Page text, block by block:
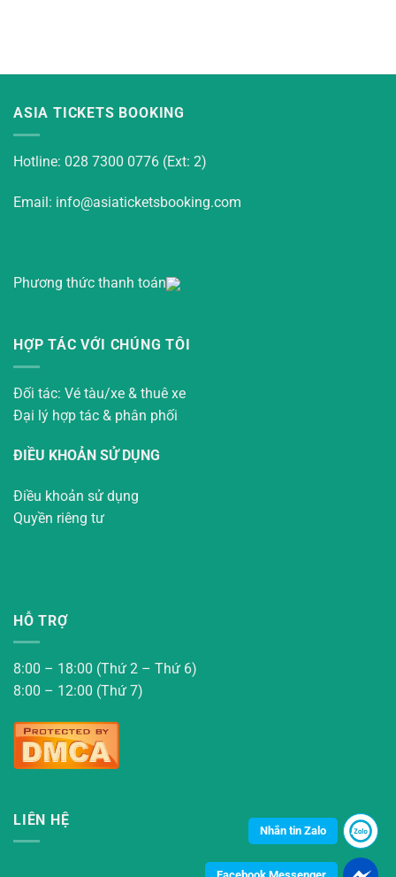
ASIA TICKETS BOOKING
Hotline: 028 7300 0776 (Ext: 2)
Email: info@asiaticketsbooking.com
Phương thức thanh toán
HỢP TÁC VỚI CHÚNG TÔI
Đối tác: Vé tàu/xe & thuê xe
Đại lý hợp tác & phân phối
ĐIỀU KHOẢN SỬ DỤNG
Điều khoản sử dụng
Quyền riêng tư
HỖ TRỢ
8:00 – 18:00 (Thứ 2 – Thứ 6)
8:00 – 12:00 (Thứ 7)
LIÊN HỆ
Nhắn tin Zalo